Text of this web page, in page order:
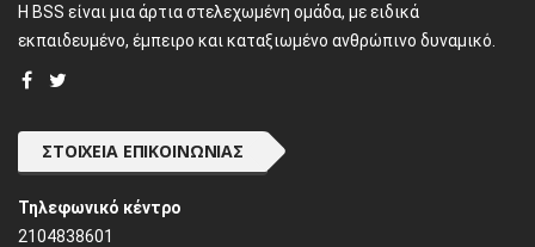
H BSS είναι μια άρτια στελεχωμένη ομάδα, με ειδικά
εκπαιδευμένο, έμπειρο και καταξιωμένο ανθρώπινο δυναμικό.
ΣΤΟΙΧΕΊΑ ΕΠΙΚΟΙΝΩΝΊΑΣ
Τηλεφωνικό κέντρο
2104838601